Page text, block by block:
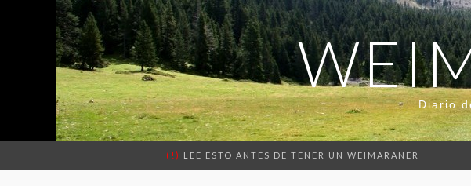
Diario
(!) LEE ESTO ANTES DE TENER UN WEIMARANER